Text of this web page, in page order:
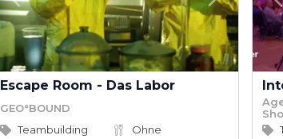
Escape Room - Das Labor
GEO°BOUND
Teambuilding
Ohne